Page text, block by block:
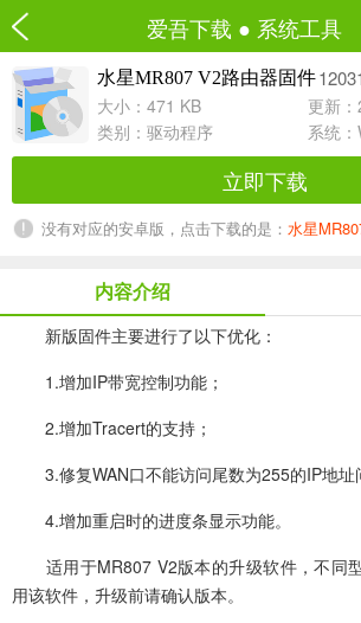
爱吾下载 ● 系统工具
水星MR807 V2路由器固件
大小：471 KB
更新
类别： 驱动程序
立即下载
没有对应的安卓版，点击下载的是： 水星
内容介绍
新版固件主要进行了以下优化：
1.增加IP带宽控制功能；
2.增加Tracert的支持；
3.修复WAN口不能访问尾数为255的IP地址
4.增加重启时的进度条显示功能。
适用于MR807 V2版本的升级软件，不同
用该软件，升级前请确认版本。